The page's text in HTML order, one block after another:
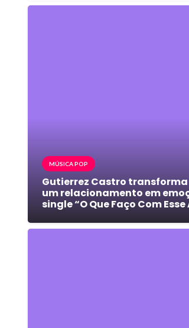
MÚSICA POP
Gutierrez Castro transforma
um relacionamento em
single “O Que Faço Com Esse